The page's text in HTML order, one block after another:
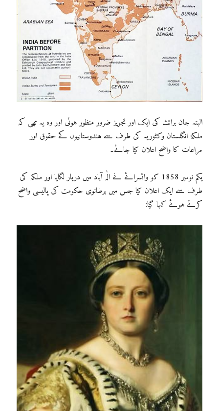
البتہ جان برائٹ کی ایک اور تجویز ضرور منظور ہوئی اور وہ یہ تھی کہ
ملکۂ انگلستان وکٹوریہ کی طرف سے ہندوستانیوں کے حقوق اور
مراعات کا واضح اعلان کیا جائے۔
یکم نومبر 1858 کو وائسرائے نے الٰہ آباد میں دربار لگایا اور ملکہ کی
طرف سے ایک اعلان کیا جس میں برطانوی حکومت کی پالیسی واضح
کرتے ہوئے کہا گیا: